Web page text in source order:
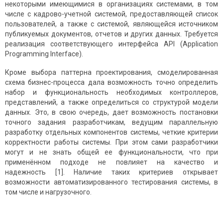
некоторыми имеющимися в организациях системами, в том
числе с кадрово-учетной системой, предоставляющей список
пользователей, а также с системой, являющейся источником
публикуемых документов, отчетов и других данных. Требуется
реализация соответствующего интерфейса API (Application
Programming Interface).
Кроме выбора паттерна проектирования, смоделированная
схема бизнес-процесса дала возможность точно определить
набор и функциональность необходимых контроллеров,
представлений, а также определиться со структурой модели
данных. Это, в свою очередь, дает возможность постановки
точного задания разработчикам, ведущим параллельную
разработку отдельных компонентов системы, четкие критерии
корректности работы системы. При этом сами разработчики
могут и не знать общей ее функциональности, что при
применённом подходе не повлияет на качество и
надежность [1]. Наличие таких критериев открывает
возможности автоматизированного тестирования системы, в
том числе и нагрузочного.